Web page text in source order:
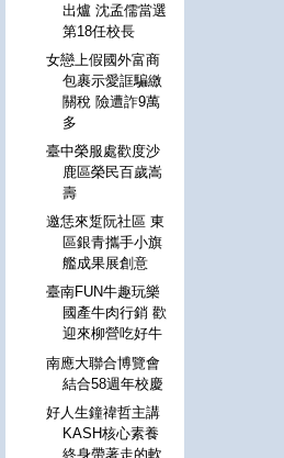
出爐 沈孟儒當選
第18任校長
女戀上假國外富商
包裹示愛誆騙繳
關稅 險遭詐9萬
多
臺中榮服處歡度沙
鹿區榮民百歲嵩
壽
邀恁來踅阮社區 東
區銀青攜手小旗
艦成果展創意
臺南FUN牛趣玩樂
國產牛肉行銷 歡
迎來柳營吃好牛
南應大聯合博覽會
結合58週年校慶
好人生鐘禕哲主講
KASH核心素養
終身帶著走的軟